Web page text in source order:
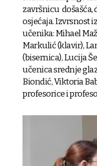
završnicu došašća,
osjećaja. Izvrsnost
učenika: Mihael
Markulić (klavir),
(bisernica), Lucija
učenica srednje
Biondić, Viktoria
profesorice i